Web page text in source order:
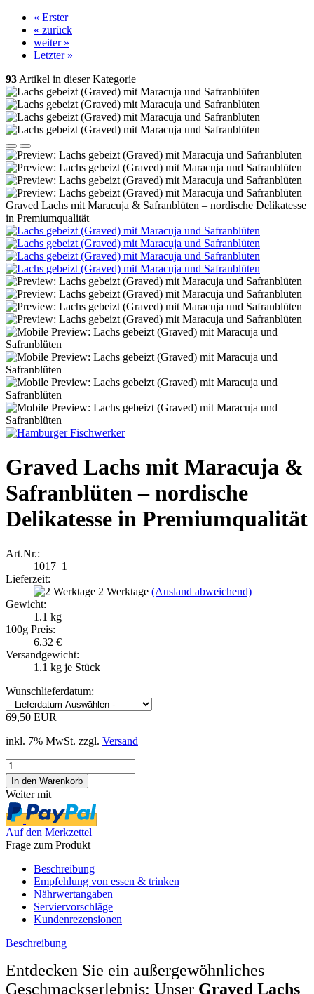
« Erster
« zurück
weiter »
Letzter »
93 Artikel in dieser Kategorie
Graved Lachs mit Maracuja & Safranblüten – nordische Delikatesse
in Premiumqualität
Graved Lachs mit Maracuja &
Safranblüten – nordische
Delikatesse in Premiumqualität
Art.Nr.:
1017_1
Lieferzeit:
2 Werktage (Ausland abweichend)
Gewicht:
1.1 kg
100g Preis:
6.32 €
Versandgewicht:
1.1 kg je Stück
Wunschlieferdatum:
69,50 EUR
inkl. 7% MwSt. zzgl. Versand
Weiter mit
Auf den Merkzettel
Frage zum Produkt
Beschreibung
Empfehlung von essen & trinken
Nährwertangaben
Serviervorschläge
Kundenrezensionen
Beschreibung
Entdecken Sie ein außergewöhnliches
Geschmackserlebnis: Unser Graved Lachs